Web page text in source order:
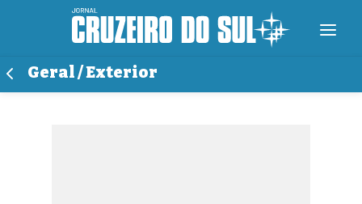
Geral / Exterior